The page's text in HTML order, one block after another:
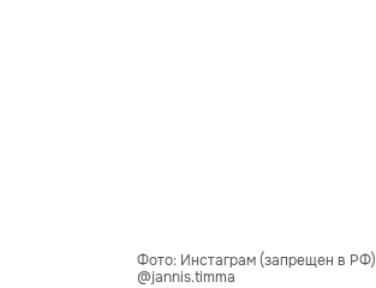
Фото: Инстаграм (запрещен в РФ)
@jannis.timma